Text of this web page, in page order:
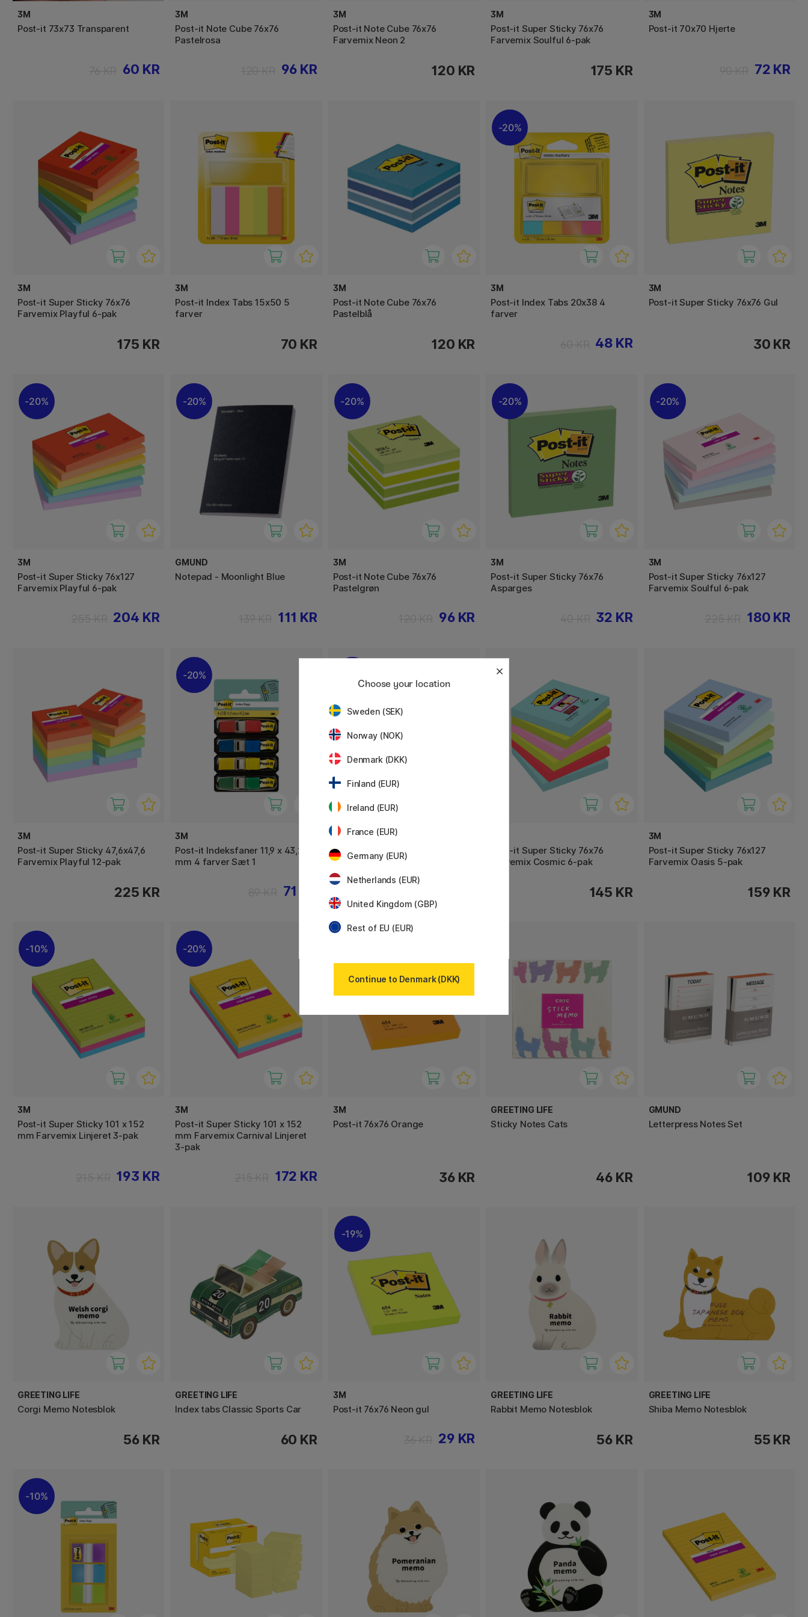
3M
Post-it 73x73 Transparent
60 KR
3M
Post-it Note Cube 76x76
Pastelrosa
96 KR
3M
Post-it Note Cube 76x76
Farvemix Neon 2
120 KR
3M
Post-it Super Sticky 76x76
Farvemix Soulful 6-pak
175 KR
3M
Post-it 70x70 Hjerte
72 KR
3M
Post-it Super Sticky 76x76
Farvemix Playful 6-pak
175 KR
3M
Post-it Index Tabs 15x50 5
farver
70 KR
3M
Post-it Note Cube 76x76
Pastelblå
120 KR
20%
3M
Post-it Index Tabs 20x38 4
farver
48 KR
3M
Post-it Super Sticky 76x76 Gul
30 KR
20%
3M
Post-it Super Sticky 76x127
Farvemix Playful 6-pak
204 KR
20%
GMUND
Notepad - Moonlight Blue
111 KR
20%
3M
Post-it Note Cube 76x76
Pastelgrøn
96 KR
20%
3M
Post-it Super Sticky 76x76
Asparges
32 KR
20%
3M
Post-it Super Sticky 76x127
Farvemix Soulful 6-pak
180 KR
3M
Post-it Super Sticky 47,6x47,6
Farvemix Playful 12-pak
225 KR
20%
3M
Post-it Indeksfaner 11,9 x 43,2
mm 4 farver Sæt 1
71 KR
3M
Post-it Super Sticky 47,6x47,6
Farvemix Soulful 12-pak
Post-it Super Sticky 76x76
Farvemix Cosmic 6-pak
145 KR
3M
Post-it Super Sticky 76x127
Farvemix Oasis 5-pak
159 KR
10%
3M
Post-it Super Sticky 101 x 152
mm Farvemix Linjeret 3-pak
193 KR
20%
3M
Post-it Super Sticky 101 x 152
mm Farvemix Carnival Linjeret
3-pak
172 KR
3M
Post-it 76x76 Orange
36 KR
GREETING LIFE
Sticky Notes Cats
46 KR
GMUND
Letterpress Notes Set
109 KR
GREETING LIFE
Corgi Memo Notesblok
56 KR
GREETING LIFE
Index tabs Classic Sports Car
60 KR
19%
3M
Post-it 76x76 Neon gul
29 KR
GREETING LIFE
Rabbit Memo Notesblok
56 KR
GREETING LIFE
Shiba Memo Notesblok
55 KR
10%
Choose your location
Sweden (SEK)
Norway (NOK)
Denmark (DKK)
Finland (EUR)
Ireland (EUR)
France (EUR)
Germany (EUR)
Netherlands (EUR)
United Kingdom (GBP)
Rest of EU (EUR)
Continue to Denmark (DKK)